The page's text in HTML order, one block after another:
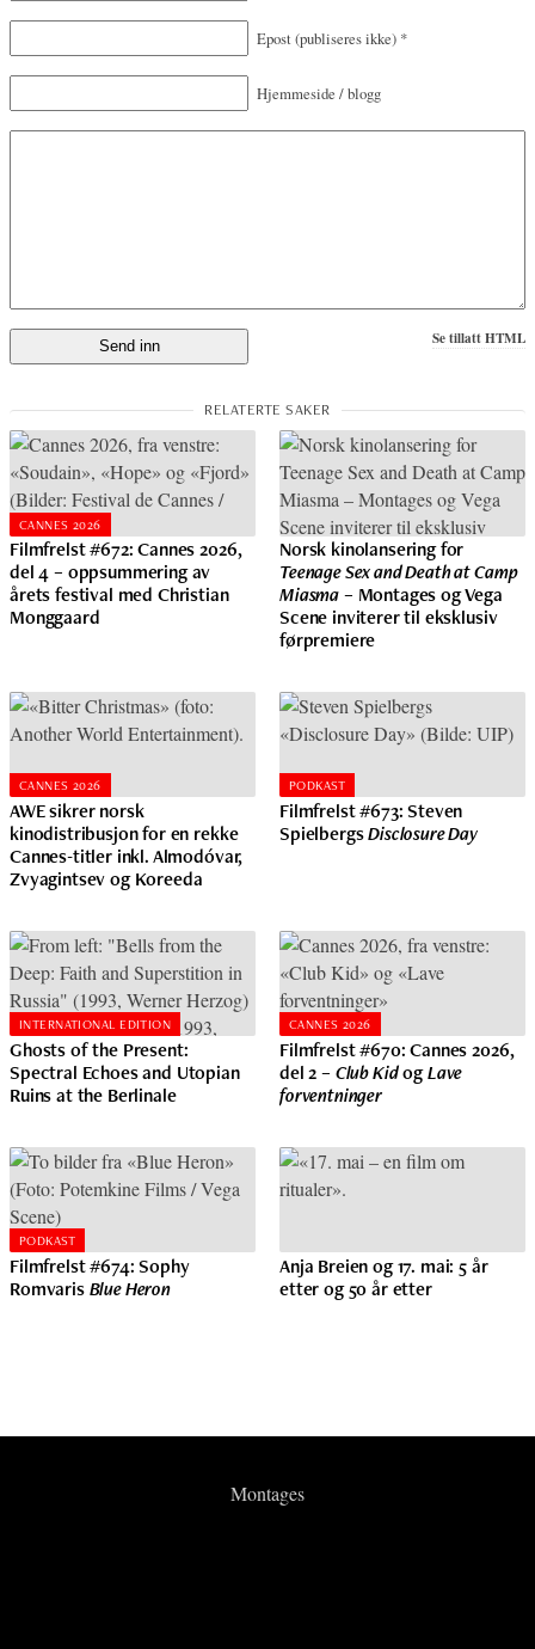
Epost (publiseres ikke) *
Hjemmeside / blogg
Se tillatt HTML
CANNES 2026
Filmfrelst #672: Cannes 2026,
del 4 – oppsummering av
årets festival med Christian
Monggaard
Norsk kinolansering for
Teenage Sex and Death at Camp
Miasma– Montages og Vega
Scene inviterer til eksklusiv
førpremiere
CANNES 2026
AWE sikrer norsk
kinodistribusjon for en rekke
Cannes-titler inkl. Almodóvar,
Zvyagintsev og Koreeda
PODKAST
Filmfrelst #673: Steven
SpielbergsDisclosure Day
INTERNATIONAL EDITION
Ghosts of the Present:
Spectral Echoes and Utopian
Ruins at the Berlinale
CANNES 2026
Filmfrelst #670: Cannes 2026,
del 2 – Club KidogLave
forventninger
PODKAST
Filmfrelst #674: Sophy
RomvarisBlue Heron
Anja Breien og 17. mai: 5 år
etter og 50 år etter
Montages